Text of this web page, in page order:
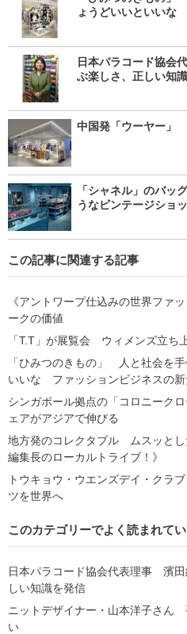
ょうどいいといいな
日本パラコード協
ぶ楽しさ、正しい知
中国発「ウーヤー」
「シャネル」のバ
うなビンテージショ
この記事に関連する記事
《アントワープ仕込みの世界ファ
ークの価値
「T.T」が展覧会 ウィメンズ立ち
「ひみつのきもの」 人と社会を
いいな ファッションビジネスの新
シンガポール拠点の「コロニーク
ェアがアジアで伸びる
地方発のコレクタブル ムスッとし
編集長のローカルトライブ！》
トウキョウ・ウエンズデイ・クラ
ツを世界へ
このカテゴリーでよく読まれて
日本パラコード協会代表理事 濱
しい知識を発信
ニットデザイナー・山本洋子さん
い